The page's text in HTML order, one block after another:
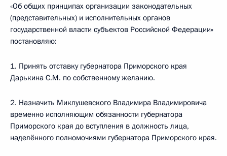
«Об общих принципах организации законодательных
(представительных) и исполнительных органов
государственной власти субъектов Российской Федерации»
постановляю:
1. Принять отставку губернатора Приморского края
Дарькина С.М. по собственному желанию.
2. Назначить Миклушевского Владимира Владимировича
временно исполняющим обязанности губернатора
Приморского края до вступления в должность лица,
наделённого полномочиями губернатора Приморского края.